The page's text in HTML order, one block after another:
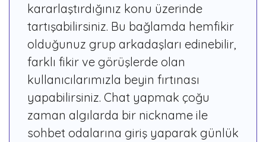
kararlaştırdığınız konu üzerinde
tartışabilirsiniz. Bu bağlamda hemfikir
olduğunuz grup arkadaşları edinebilir,
farklı fikir ve görüşlerde olan
kullanıcılarımızla beyin fırtınası
yapabilirsiniz. Chat yapmak çoğu
zaman algılarda bir nickname ile
sohbet odalarına giriş yaparak günlük